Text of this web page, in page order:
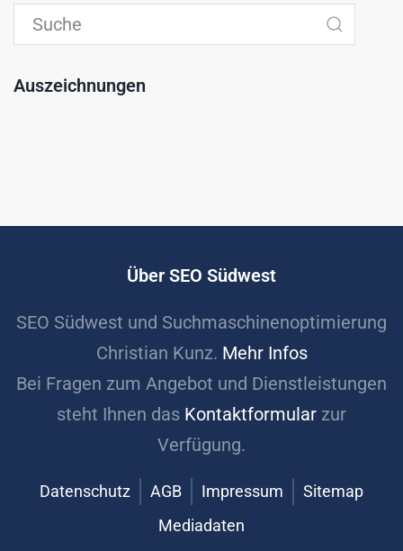
Auszeichnungen
Über SEO Südwest
SEO Südwest und Suchmaschinenoptimierung
Christian Kunz. Mehr Infos
Bei Fragen zum Angebot und Dienstleistungen
steht Ihnen das Kontaktformular zur
Verfügung.
Datenschutz AGB Impressum
Sitemap
Mediadaten